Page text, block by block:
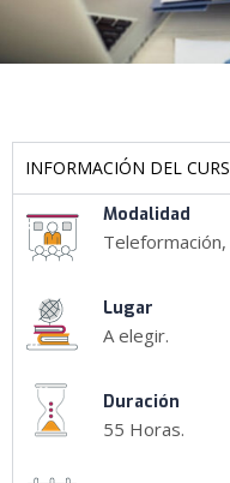
INFORMACIÓN DEL
Modalidad
Teleformación,
Lugar
A elegir.
Duración
55 Horas.